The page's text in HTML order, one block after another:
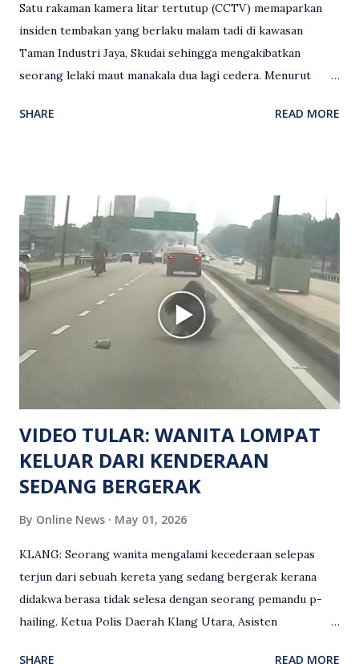
Satu rakaman kamera litar tertutup (CCTV) memaparkan
insiden tembakan yang berlaku malam tadi di kawasan
Taman Industri Jaya, Skudai sehingga mengakibatkan
seorang lelaki maut manakala dua lagi cedera. Menurut
kejadian berlaku sekitar jam 11 malam dan pihak polis
hiburan di kawasan berkenaan. Seorang mangsa disahkan
meninggal dunia di lokasi kejadian akibat terkena tembakan,
manakala seorang lagi mangsa mengalami kecederaan.
Turut dipercayai terdapat seorang lagi individu cedera
namun identitinya masih belum dikenal pasti selepas dibawa
keluar dari lokasi oleh kenalannya. Polis kini sedang giat
mengesan dua suspek yang masih bebas bagi membantu
siasatan lanjut. Kes disiasat mengikut Seksyen 302 Kanun
Keseksaan kerana membunuh. Orang ramai yang mempunyai
maklumat diminta t...
SHARE READ MORE
VIDEO TULAR: WANITA LOMPAT
KELUAR DARI KENDERAAN
SEDANG BERGERAK
By Online News May 01, 2026
KLANG: Seorang wanita mengalami kecederaan selepas
terjun dari sebuah kereta yang sedang bergerak kerana
didakwa berasa tidak selesa dengan seorang pemandu p-
hailing. Ketua Polis Daerah Klang Utara, Asisten
SHARE READ MORE